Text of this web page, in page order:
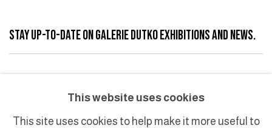
STAY UP-TO-DATE ON GALERIE DUTKO EXHIBITIONS AND NEWS.
This website uses cookies
This site uses cookies to help make it more useful to